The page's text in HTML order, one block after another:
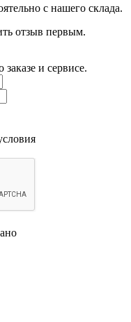
с нашего склада.
отзыв первым.
и сервисе.